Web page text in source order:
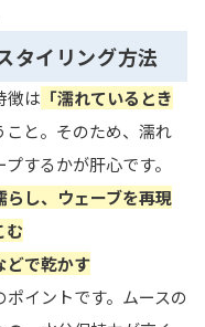
タイリング方法
徴は 「濡れているとき
こと。そのため、濡れ
するかが肝心です。
し、ウェーブを再現
む
で乾かす
イントです。ムースの